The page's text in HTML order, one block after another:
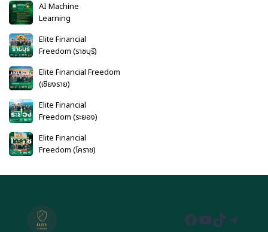
AI Machine
Learning
Elite Financial
Freedom (ราชบุรี)
Elite Financial Freedom
(เชียงราย)
Elite Financial
Freedom (ระยอง)
Elite Financial
Freedom (โคราช)
Facebook
YouTube
TikTok